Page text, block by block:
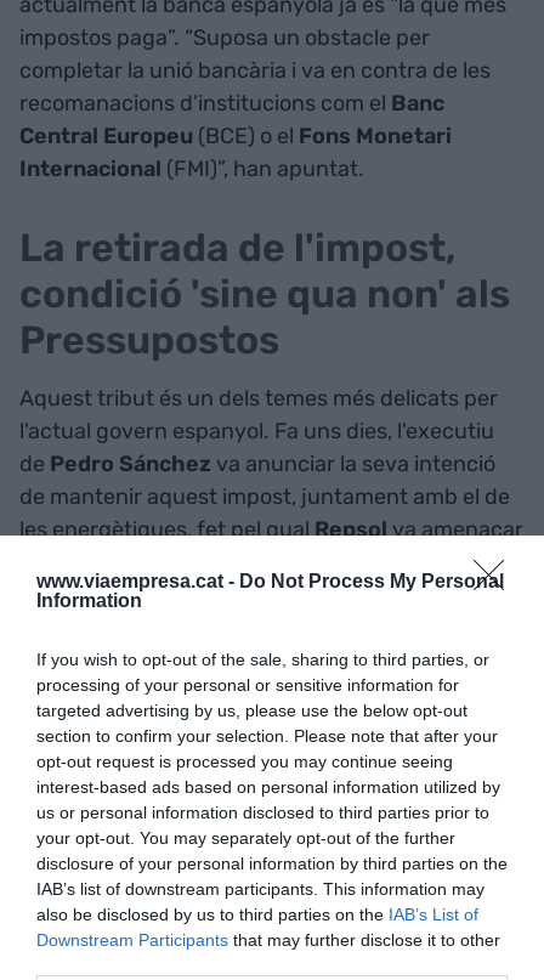
www.viaempresa.cat - Do Not Process My Personal
Information
If you wish to opt-out of the sale, sharing to third parties, or
processing of your personal or sensitive information for
targeted advertising by us, please use the below opt-out
section to confirm your selection. Please note that after your
opt-out request is processed you may continue seeing
interest-based ads based on personal information utilized by
us or personal information disclosed to third parties prior to
your opt-out. You may separately opt-out of the further
disclosure of your personal information by third parties on the
IAB’s list of downstream participants. This information may
also be disclosed by us to third parties on the IAB’s List of
Downstream Participants that may further disclose it to other
impostos paga”. “Suposa un obstacle per
completar la unió bancària i va en contra de les
recomanacions d’institucions com el Banc
Central Europeu (BCE) o el Fons Monetari
Internacional (FMI)”, han apuntat.
La retirada de l'impost,
condició 'sine qua non' als
Pressupostos
Aquest tribut és un dels temes més delicats per
l'actual govern espanyol. Fa uns dies, l'executiu
de Pedro Sánchez va anunciar la seva intenció
de mantenir aquest impost, juntament amb el de
les energètiques, fet pel qualRepsolva amenaçar
de retirar les seves inversions del país, mentre
que formacions com Junts van supeditar el seu
l'eliminació de les dues taxes.
AfegirVIA Empresacom a font preferida de
Google de forma gratuïta
Estigues informat amb les últimes notícies d'actualitat
ACTIVAR ARA